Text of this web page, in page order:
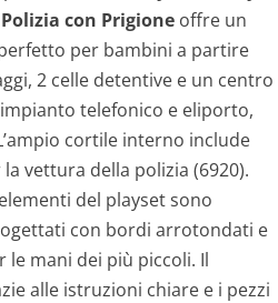
con Prigione offre un
per bambini a partire
2 celle detentive e un centro
telefonico e eliporto,
cortile interno include
vettura della polizia (6920).
del playset sono
con bordi arrotondati e
le mani dei più piccoli. Il
alle istruzioni chiare e i pezzi